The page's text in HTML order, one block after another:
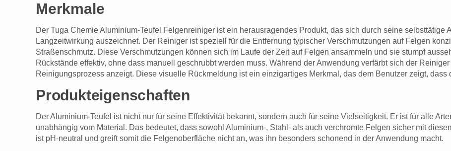
Merkmale
Der Tuga Chemie Aluminium-Teufel Felgenreiniger ist ein herausragendes Produkt, das sich durch seine selbsttätige
Langzeitwirkung auszeichnet. Der Reiniger ist speziell für die Entfernung typischer Verschmutzungen auf Felgen
Straßenschmutz. Diese Verschmutzungen können sich im Laufe der Zeit auf Felgen ansammeln und sie stumpf
Rückstände effektiv, ohne dass manuell geschrubbt werden muss. Während der Anwendung verfärbt sich der
Reinigungsprozess anzeigt. Diese visuelle Rückmeldung ist ein einzigartiges Merkmal, das dem Benutzer zeigt, dass
Produkteigenschaften
Der Aluminium-Teufel ist nicht nur für seine Effektivität bekannt, sondern auch für seine Vielseitigkeit. Er ist für alle
unabhängig vom Material. Das bedeutet, dass sowohl Aluminium-, Stahl- als auch verchromte Felgen sicher mit
ist pH-neutral und greift somit die Felgenoberfläche nicht an, was ihn besonders schonend in der Anwendung macht.